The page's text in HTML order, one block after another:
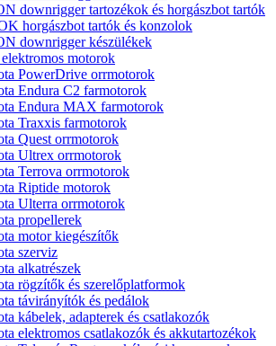
downrigger tartozékok és horgászbot tartók
horgászbot tartók és konzolok
downrigger készülékek
motorok
PowerDrive orrmotorok
Endura C2 farmotorok
Endura MAX farmotorok
Traxxis farmotorok
Quest orrmotorok
Ultrex orrmotorok
Terrova orrmotorok
Riptide motorok
Ulterra orrmotorok
propellerek
motor kiegészítők
szerviz
alkatrészek
rögzítők és szerelőplatformok
távirányítók és pedálok
kábelek, adapterek és csatlakozók
elektromos csatlakozók és akkutartozékok